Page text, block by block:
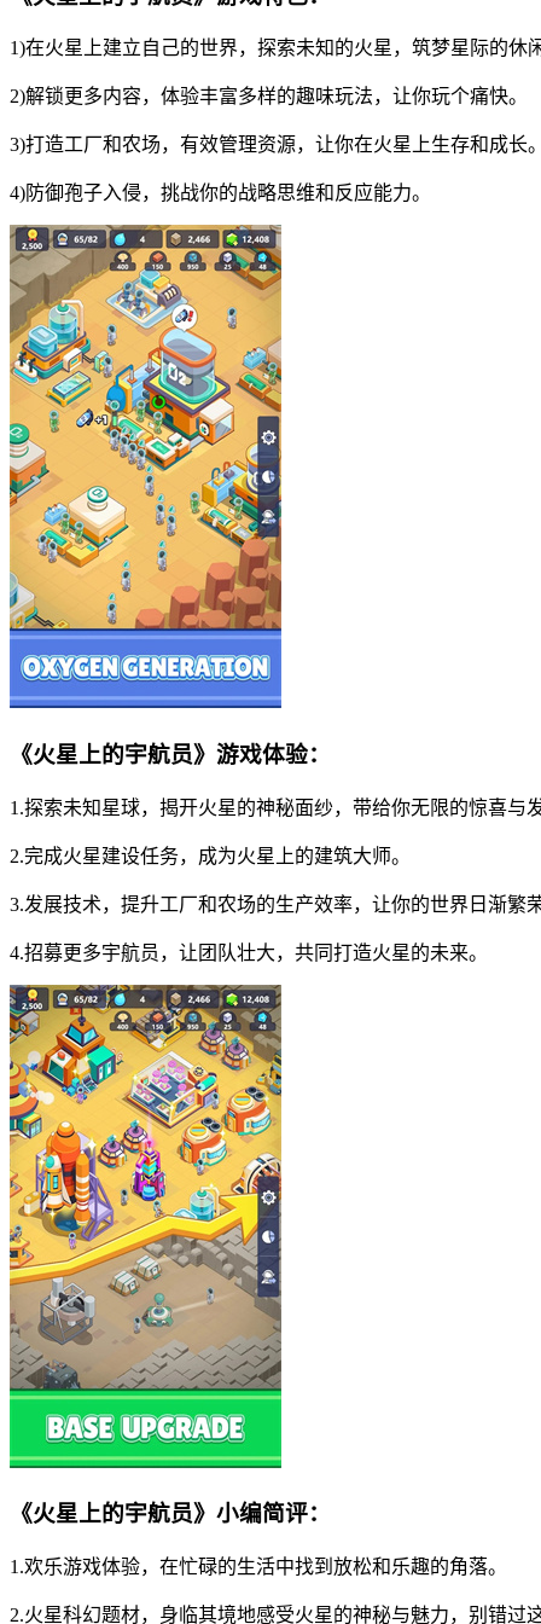
1)在火星上建立自己的世界，探索未知的火星，筑梦星际的休
2)解锁更多内容，体验丰富多样的趣味玩法，让你玩个痛快。
3)打造工厂和农场，有效管理资源，让你在火星上生存和成长。
4)防御孢子入侵，挑战你的战略思维和反应能力。
《火星上的宇航员》游戏体验：
1.探索未知星球，揭开火星的神秘面纱，带给你无限的惊喜与发
2.完成火星建设任务，成为火星上的建筑大师。
3.发展技术，提升工厂和农场的生产效率，让你的世界日渐繁荣
4.招募更多宇航员，让团队壮大，共同打造火星的未来。
《火星上的宇航员》小编简评：
1.欢乐游戏体验，在忙碌的生活中找到放松和乐趣的角落。
2.火星科幻题材，身临其境地感受火星的神秘与魅力，别错过